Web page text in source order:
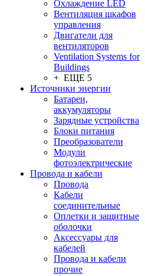
Охлаждение LED
Вентиляция шкафов
управления
Двигатели для
вентиляторов
Ventilation Systems for
Buildings
+ ЕЩЕ 5
Источники энергии
Батареи,
аккумуляторы
Зарядные устройства
Блоки питания
Преобразователи
Модули
фотоэлектрические
Провода и кабели
Провода
Кабели
соединительные
Оплетки и защитные
оболочки
Аксессуары для
кабелей
Провода и кабели
прочие